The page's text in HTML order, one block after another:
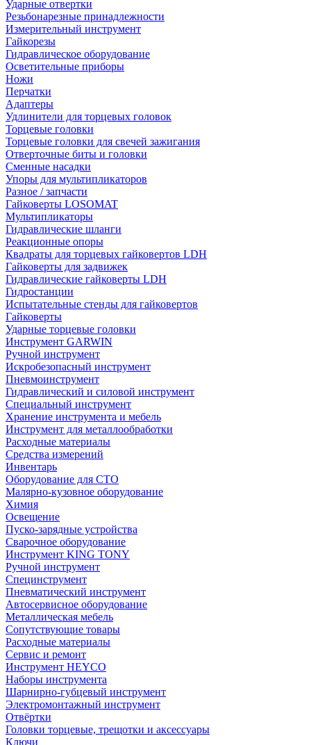
Ударные отвертки
Резьбонарезные принадлежности
Измерительный инструмент
Гайкорезы
Гидравлическое оборудование
Осветительные приборы
Ножи
Перчатки
Адаптеры
Удлинители для торцевых головок
Торцевые головки
Торцевые головки для свечей зажигания
Отверточные биты и головки
Сменные насадки
Упоры для мультипликаторов
Разное / запчасти
Гайковерты LOSOMAT
Мультипликаторы
Гидравлические шланги
Реакционные опоры
Квадраты для торцевых гайковертов LDH
Гайковерты для задвижек
Гидравлические гайковерты LDH
Гидростанции
Испытательные стенды для гайковертов
Гайковерты
Ударные торцевые головки
Инструмент GARWIN
Ручной инструмент
Искробезопасный инструмент
Пневмоинструмент
Гидравлический и силовой инструмент
Специальный инструмент
Хранение инструмента и мебель
Инструмент для металлообработки
Расходные материалы
Средства измерений
Инвентарь
Оборудование для СТО
Малярно-кузовное оборудование
Химия
Освещение
Пуско-зарядные устройства
Сварочное оборудование
Инструмент KING TONY
Ручной инструмент
Специнструмент
Пневматический инструмент
Автосервисное оборудование
Металлическая мебель
Сопутствующие товары
Расходные материалы
Сервис и ремонт
Инструмент HEYCO
Наборы инструмента
Шарнирно-губцевый инструмент
Электромонтажный инструмент
Отвёртки
Головки торцевые, трещотки и аксессуары
Ключи